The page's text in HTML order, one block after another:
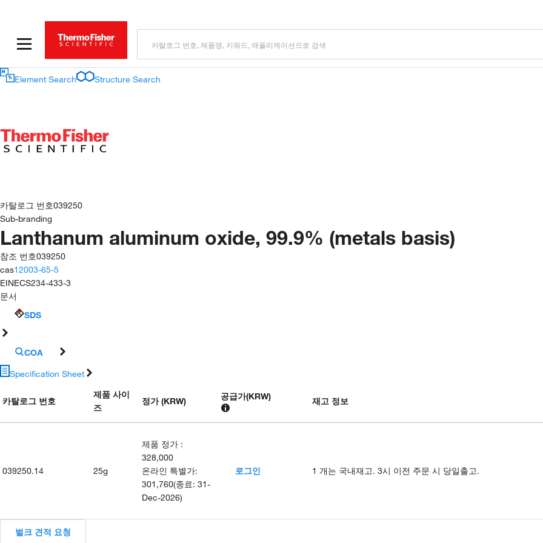
Element Search Structure Search
카탈로그 번호039250
Sub-branding
Lanthanum aluminum oxide, 99.9% (metals basis)
참조 번호039250
cas12003-65-5
EINECS234-433-3
문서
SDS
COA
Specification Sheet
카탈로그 번호
제품 사이
즈
정가 (KRW) 공급가(KRW) 재고 정보
039250.14 25g
제품 정가 :
328,000
온라인 특별가:
301,760(종료: 31-
Dec-2026)
로그인 1 개는 국내재고. 3시 이전 주문 시 당일출고.
벌크 견적 요청